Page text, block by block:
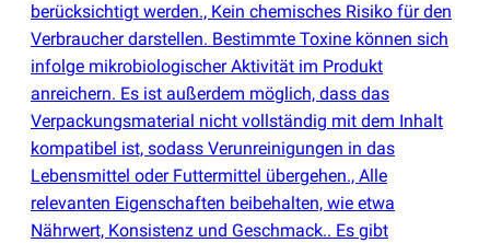
berücksichtigt werden., Kein chemisches Risiko für den
Verbraucher darstellen. Bestimmte Toxine können sich
infolge mikrobiologischer Aktivität im Produkt
anreichern. Es ist außerdem möglich, dass das
Verpackungsmaterial nicht vollständig mit dem Inhalt
kompatibel ist, sodass Verunreinigungen in das
Lebensmittel oder Futtermittel übergehen., Alle
relevanten Eigenschaften beibehalten, wie etwa
Nährwert, Konsistenz und Geschmack.. Es gibt